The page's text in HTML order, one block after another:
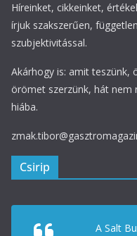
Híreinket, cikkeinket,
írjuk szakszerűen,
szubjektivitással.
Akárhogy is: amit teszünk,
örömet szerzünk, hát nem
hiába.
Csirip
A Salt